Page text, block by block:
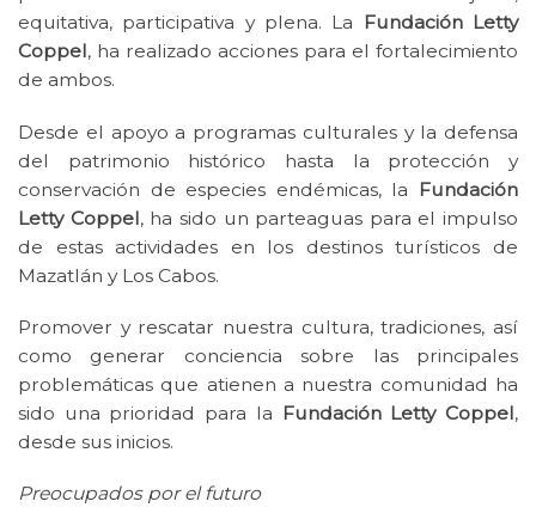
equitativa, participativa y plena. La Fundación Letty
Coppel, ha realizado acciones para el fortalecimiento
de ambos.
Desde el apoyo a programas culturales y la defensa
del patrimonio histórico hasta la protección y
conservación de especies endémicas, la Fundación
Letty Coppel, ha sido un parteaguas para el impulso
de estas actividades en los destinos turísticos de
Mazatlán y Los Cabos.
Promover y rescatar nuestra cultura, tradiciones, así
como generar conciencia sobre las principales
problemáticas que atienen a nuestra comunidad ha
sido una prioridad para la Fundación Letty Coppel,
desde sus inicios.
Preocupados por el futuro